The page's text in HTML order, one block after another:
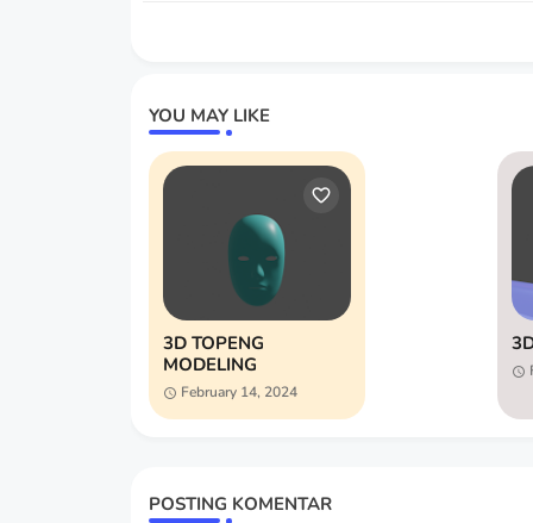
YOU MAY LIKE
3D TOPENG
MODELING
February 14, 2024
POSTING KOMENTAR